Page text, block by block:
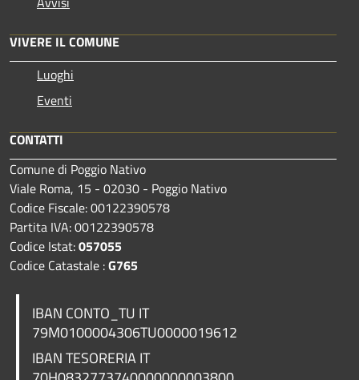
VIVERE IL COMUNE
Luoghi
Eventi
CONTATTI
Comune di Poggio Nativo
Viale Roma, 15 - 02030 - Poggio Nativo
Codice Fiscale: 00122390578
Partita IVA: 00122390578
Codice Istat:057055
Codice Catastale :G765
IBAN CONTO_TU IT
79M0100004306TU0000019612
IBAN TESORERIAIT